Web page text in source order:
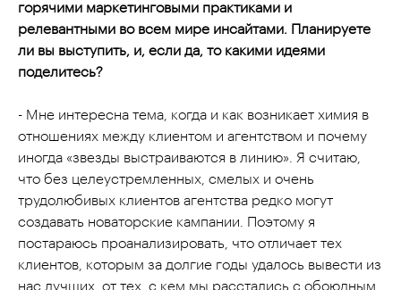
горячими маркетинговыми практиками и
релевантными во всем мире инсайтами. Планируете
ли вы выступить, и, если да, то какими идеями
поделитесь?
- Мне интересна тема, когда и как возникает химия в
отношениях между клиентом и агентством и почему
иногда «звезды выстраиваются в линию». Я считаю,
что без целеустремленных, смелых и очень
трудолюбивых клиентов агентства редко могут
создавать новаторские кампании. Поэтому я
постараюсь проанализировать, что отличает тех
клиентов, которым за долгие годы удалось вывести из
нас лучших, от тех, с кем мы расстались с обоюдным